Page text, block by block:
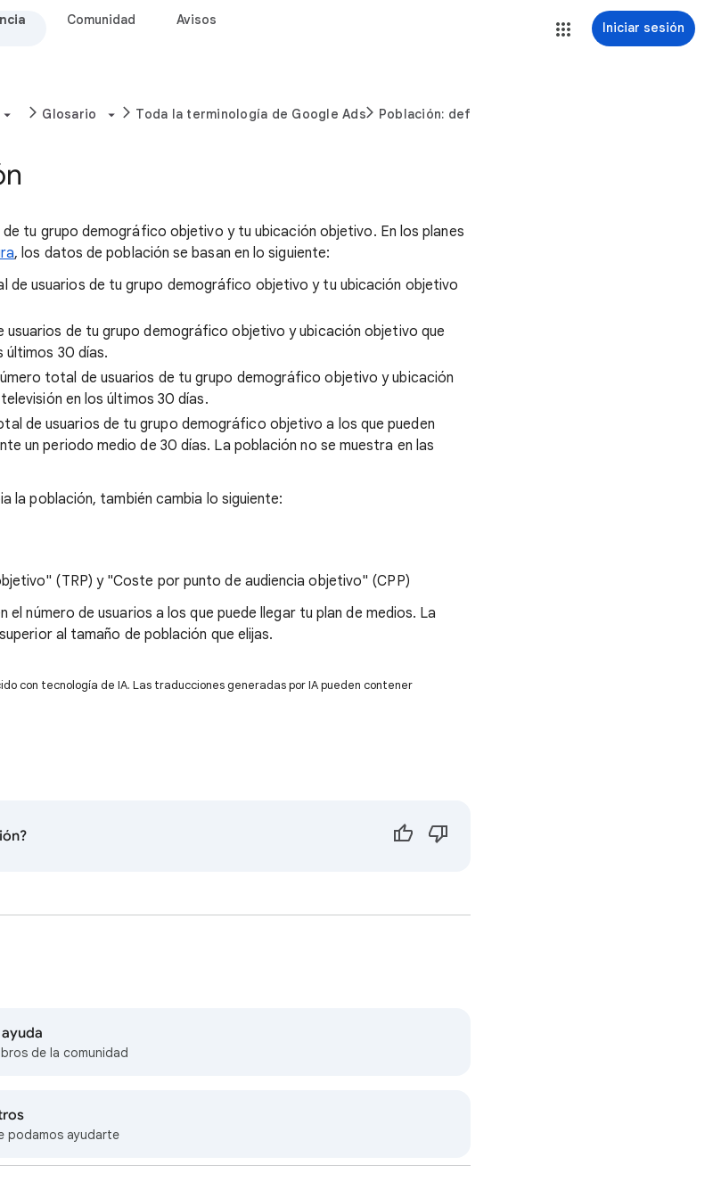
Comunidad Avisos Iniciar sesión
Glosario Toda la terminología de Google Ads Población: definición
tu grupo demográfico objetivo y tu ubicación objetivo. En los planes
, los datos de población se basan en lo siguiente:
de usuarios de tu grupo demográfico objetivo y tu ubicación objetivo
usuarios de tu grupo demográfico objetivo y ubicación objetivo que
últimos 30 días.
total de usuarios de tu grupo demográfico objetivo y ubicación
en los últimos 30 días.
de usuarios de tu grupo demográfico objetivo a los que pueden
un periodo medio de 30 días. La población no se muestra en las
la población, también cambia lo siguiente:
(TRP) y "Coste por punto de audiencia objetivo" (CPP)
el número de usuarios a los que puede llegar tu plan de medios. La
al tamaño de población que elijas.
con tecnología de IA. Las traducciones generadas por IA pueden contener
de la comunidad
podamos ayudarte